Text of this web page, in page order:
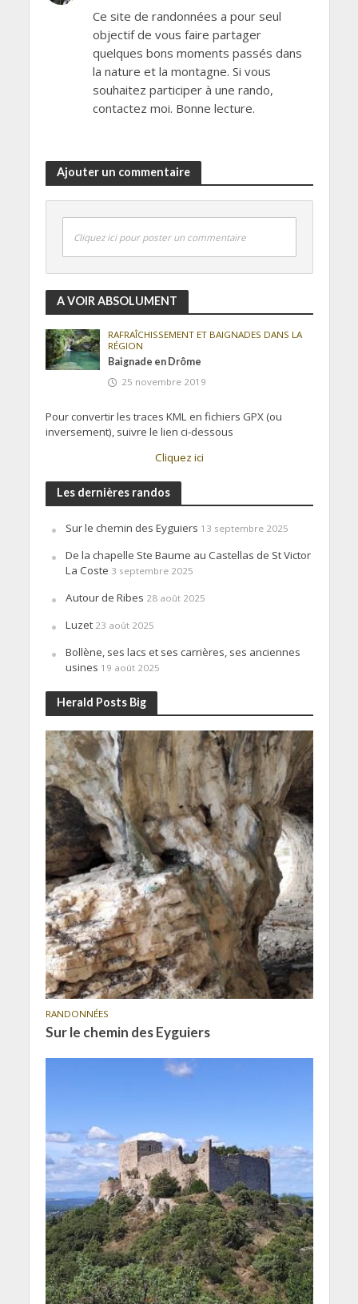
Ce site de randonnées a pour seul
objectif de vous faire partager
quelques bons moments passés dans
la nature et la montagne. Si vous
souhaitez participer à une rando,
contactez moi. Bonne lecture.
Ajouter un commentaire
Cliquez ici pour poster un commentaire
A VOIR ABSOLUMENT
RAFRAÎCHISSEMENT ET BAIGNADES DANS LA
RÉGION
Baignade en Drôme
25 novembre 2019
Pour convertir les traces KML en fichiers GPX (ou
inversement), suivre le lien ci-dessous
Cliquez ici
Les dernières randos
Sur le chemin des Eyguiers 13 septembre 2025
De la chapelle Ste Baume au Castellas de St Victor
La Coste 3 septembre 2025
Autour de Ribes 28 août 2025
Luzet 23 août 2025
Bollène, ses lacs et ses carrières, ses anciennes
usines 19 août 2025
Herald Posts Big
RANDONNÉES
Sur le chemin des Eyguiers